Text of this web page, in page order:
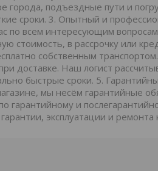
города, подъездные пути и
сроки. 3. Опытный и
по всем интересующим
стоимость, в рассрочку или
собственным
доставке. Наш логист
быстрые сроки. 5.
мы несём гарантийные
и
эксплуатации и ремонта